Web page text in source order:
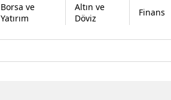
Borsa ve
Yatırım
Altın ve
Döviz
Finans